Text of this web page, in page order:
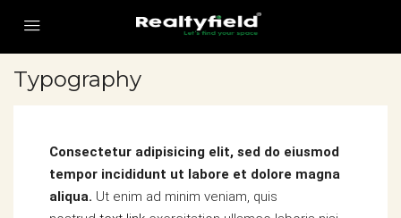
Typography
Consectetur adipisicing elit, sed do eiusmod
tempor incididunt ut labore et dolore magna
aliqua. Ut enim ad minim veniam, quis